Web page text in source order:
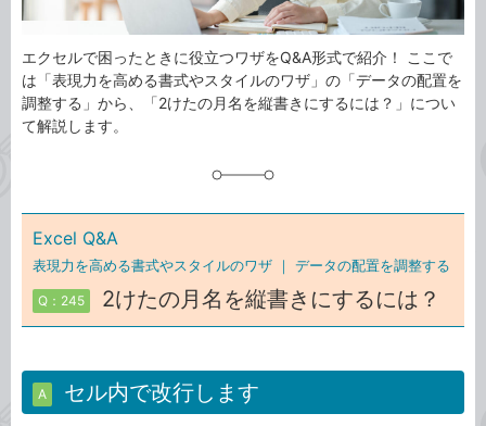
エクセルで困ったときに役立つワザをQ&A形式で紹介！ ここで
は「表現力を高める書式やスタイルのワザ」の「データの配置を
調整する」から、「2けたの月名を縦書きにするには？」につい
て解説します。
Excel Q&A
表現力を高める書式やスタイルのワザ ｜ データの配置を調整する
Q：245 2けたの月名を縦書きにするには？
A セル内で改行します